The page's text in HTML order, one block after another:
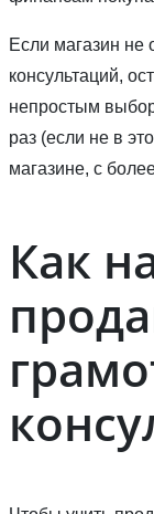
Если магазин не
консультаций,
непростым
раз (если не в
магазине, с
Как